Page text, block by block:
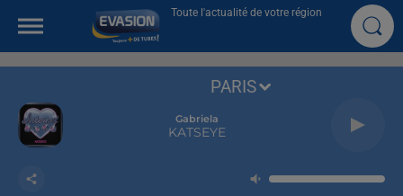
Toute l'actualité de votre région
Gabriela
KATSEYE
PARIS